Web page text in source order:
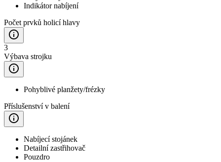
Indikátor nabíjení
Počet prvků holicí hlavy
3
Výbava strojku
Pohyblivé planžety/frézky
Příslušenství v balení
Nabíjecí stojánek
Detailní zastřihovač
Pouzdro